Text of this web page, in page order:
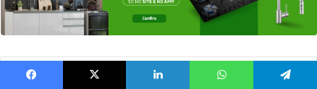
Artigos relacionados